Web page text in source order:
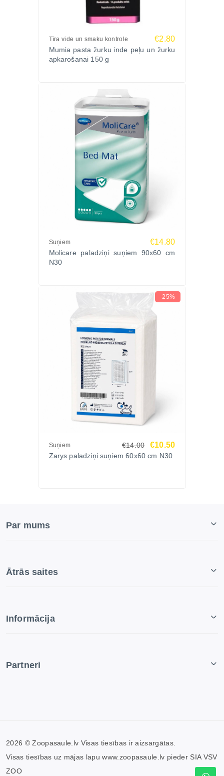
Tīra vide un smaku kontrole €2.80
Mumia pasta žurku inde peļu un žurku
apkarošanai 150 g
Suņiem €14.80
Molicare paladziņi suņiem 90x60 cm
N30
-25%
Suņiem €14.00 €10.50
Zarys paladziņi suņiem 60x60 cm N30
Par mums
Ātrās saites
Informācija
Partneri
2026 © Zoopasaule.lv Visas tiesības ir aizsargātas.
Visas tiesības uz mājas lapu www.zoopasaule.lv pieder SIA VSV
ZOO